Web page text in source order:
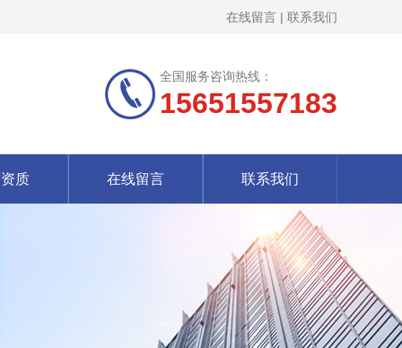
在线留言 | 联系我们
全国服务咨询热线：
15651557183
质 在线留言 联系我们